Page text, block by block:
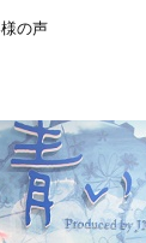
の声